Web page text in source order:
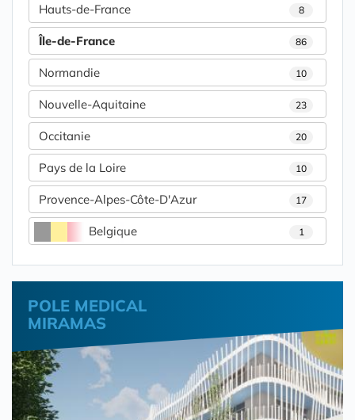
Hauts-de-France 8
Île-de-France 86
Normandie 10
Nouvelle-Aquitaine 23
Occitanie 20
Pays de la Loire 10
Provence-Alpes-Côte-D'Azur 17
Belgique 1
POLE MEDICAL
MIRAMAS